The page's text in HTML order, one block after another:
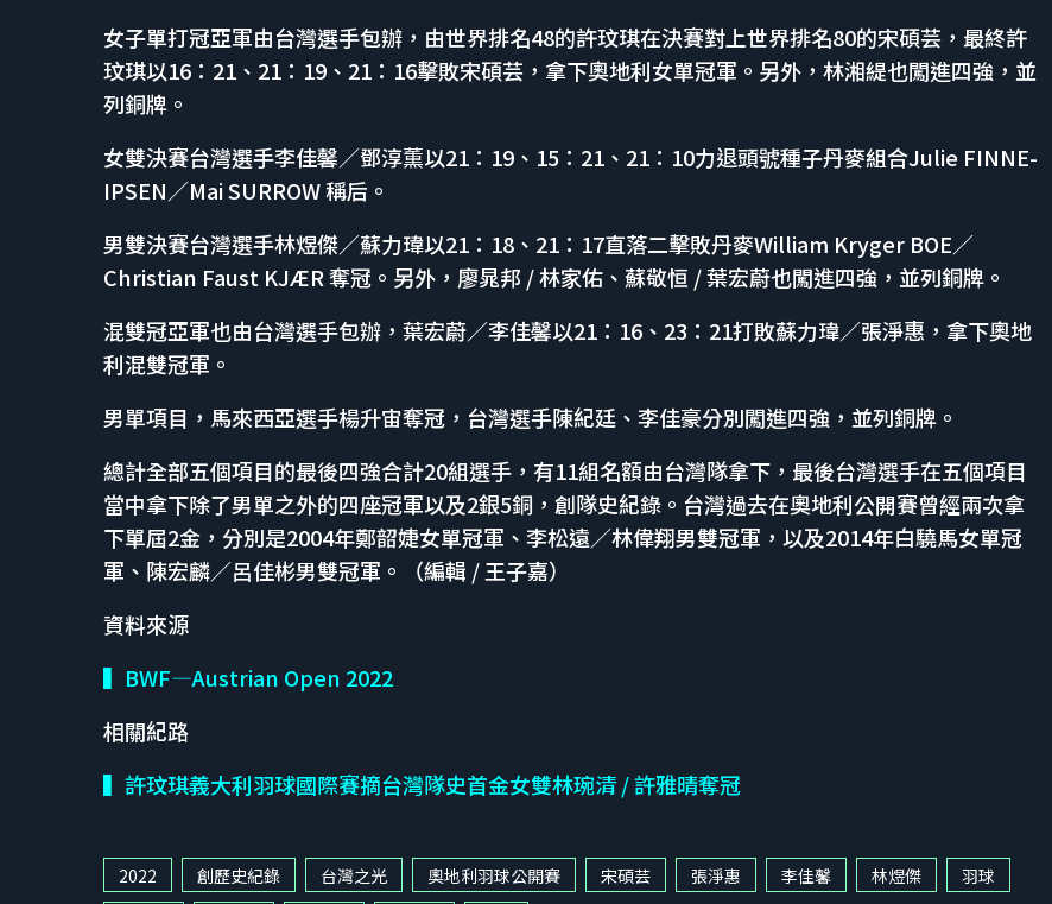
女子單打冠亞軍由台灣選手包辦，由世界排名48的許玟琪在決賽對上世界排名80的宋碩芸，最終許
玟琪以16：21、21：19、21：16擊敗宋碩芸，拿下奧地利女單冠軍。另外，林湘緹也闖進四強，並
列銅牌。
女雙決賽台灣選手李佳馨／鄧淳薫以21：19、15：21、21：10力退頭號種子丹麥組合Julie FINNE-
IPSEN／Mai SURROW 稱后。
男雙決賽台灣選手林煜傑／蘇力瑋以21：18、21：17直落二擊敗丹麥William Kryger BOE／
Christian Faust KJÆR 奪冠。另外，廖晁邦 / 林家佑、蘇敬恒 / 葉宏蔚也闖進四強，並列銅牌。
混雙冠亞軍也由台灣選手包辦，葉宏蔚／李佳馨以21：16、23：21打敗蘇力瑋／張淨惠，拿下奧地
利混雙冠軍。
男單項目，馬來西亞選手楊升宙奪冠，台灣選手陳紀廷、李佳豪分別闖進四強，並列銅牌。
總計全部五個項目的最後四強合計20組選手，有11組名額由台灣隊拿下，最後台灣選手在五個項目
當中拿下除了男單之外的四座冠軍以及2銀5銅，創隊史紀錄。台灣過去在奧地利公開賽曾經兩次拿
下單屆2金，分別是2004年鄭韶婕女單冠軍、李松遠／林偉翔男雙冠軍，以及2014年白驍馬女單冠
軍、陳宏麟／呂佳彬男雙冠軍。（編輯 / 王子嘉）
資料來源
▍BWF—Austrian Open 2022
相關紀路
▍許玟琪義大利羽球國際賽摘台灣隊史首金女雙林琬清 / 許雅晴奪冠
2022 創歷史紀錄 台灣之光 奧地利羽球公開賽 宋碩芸 張淨惠 李佳馨 林煜傑
羽球